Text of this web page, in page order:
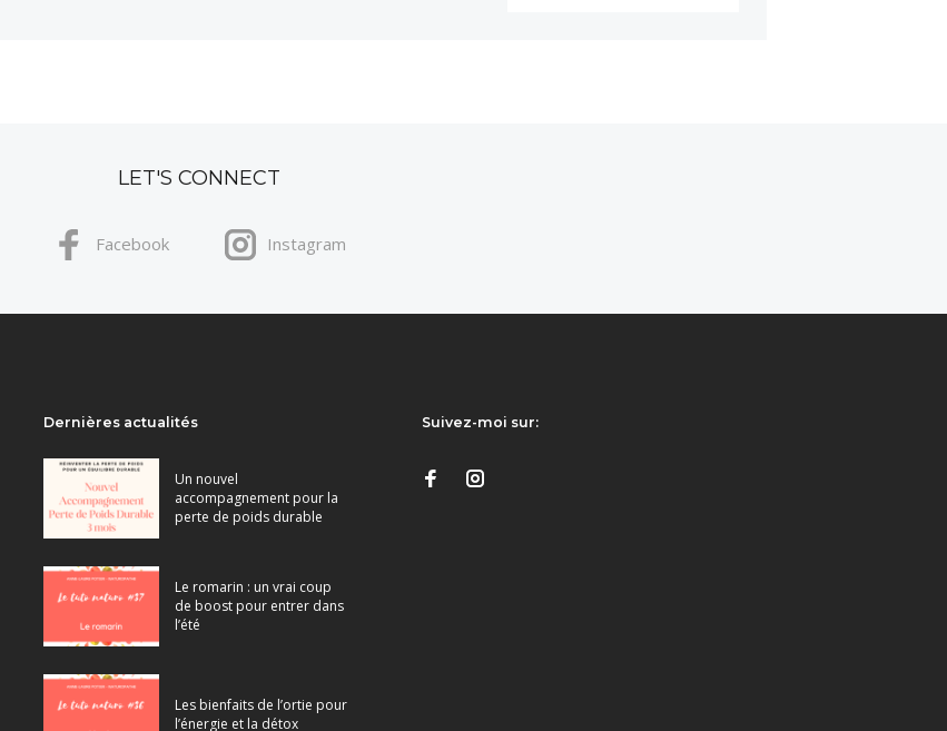
LET'S CONNECT
Facebook Instagram
Dernières actualités
Un nouvel
accompagnement pour la
perte de poids durable
Le romarin : un vrai coup
de boost pour entrer dans
l’été
Les bienfaits de l’ortie pour
l’énergie et la détox
Suivez-moi sur: